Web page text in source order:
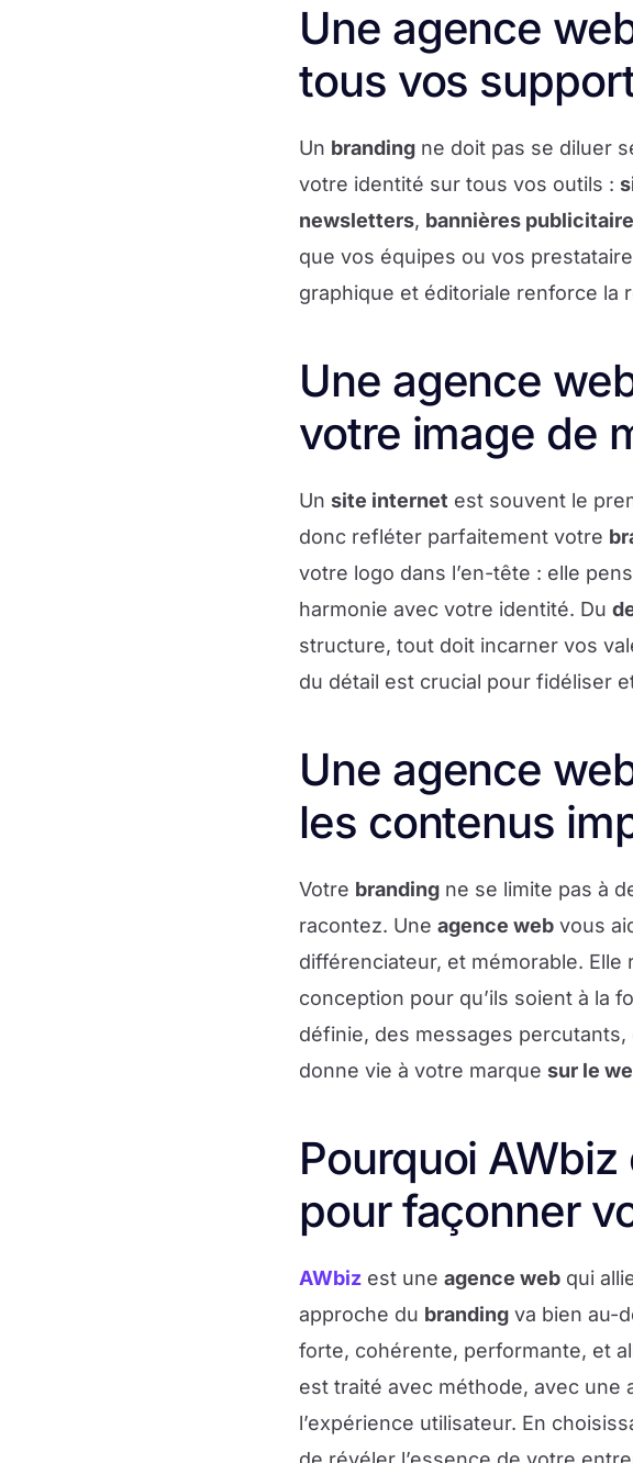
Une agence
tous vos
Un branding ne doit pas se diluer
votre identité sur tous vos outils :
newsletters, bannières
que vos équipes ou vos
graphique et éditoriale renforce la
Une agence
votre image de
Un site internet est souvent le
donc refléter parfaitement votre
votre logo dans l’en-tête : elle
harmonie avec votre identité. Du
structure, tout doit incarner vos
du détail est crucial pour fidéliser
Une agence
les contenus
Votre branding ne se limite pas à
racontez. Une agence web vous
différenciateur, et mémorable.
conception pour qu’ils soient à la
définie, des messages
donne vie à votre marque sur le
Pourquoi
pour façonner
AWbiz est une agence web qui
approche du branding va bien au-
forte, cohérente, performante, et
est traité avec méthode, avec une
l’expérience utilisateur. En